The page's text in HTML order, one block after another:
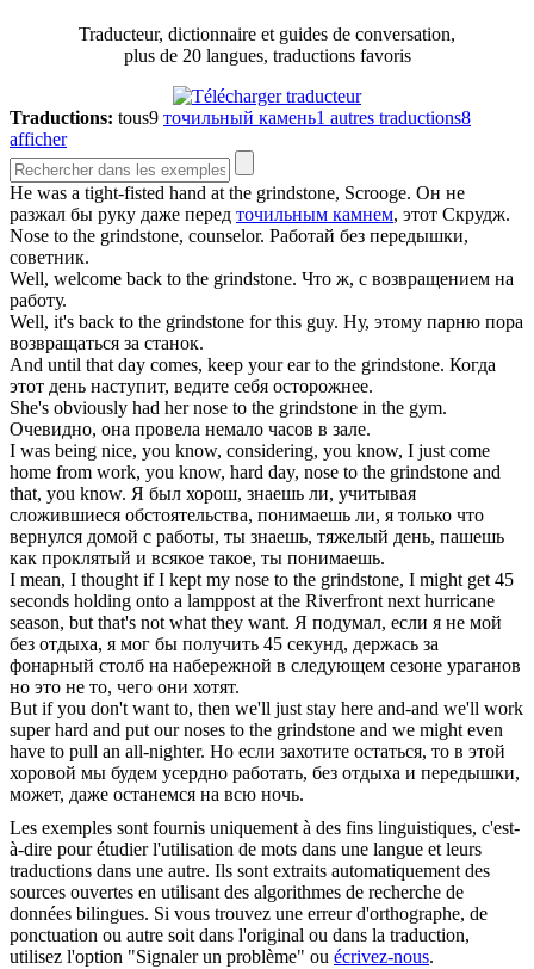
Traducteur, dictionnaire et guides de conversation,
plus de 20 langues, traductions favoris
Traductions: tous9 точильный камень1 autres traductions8
afficher
He was a tight-fisted hand at the grindstone, Scrooge. Он не
разжал бы руку даже перед точильным камнем, этот Скрудж.
Nose to the grindstone, counselor. Работай без передышки,
советник.
Well, welcome back to the grindstone. Что ж, с возвращением на
работу.
Well, it's back to the grindstone for this guy. Ну, этому парню пора
возвращаться за станок.
And until that day comes, keep your ear to the grindstone. Когда
этот день наступит, ведите себя осторожнее.
She's obviously had her nose to the grindstone in the gym.
Очевидно, она провела немало часов в зале.
I was being nice, you know, considering, you know, I just come
home from work, you know, hard day, nose to the grindstone and
that, you know. Я был хорош, знаешь ли, учитывая
сложившиеся обстоятельства, понимаешь ли, я только что
вернулся домой с работы, ты знаешь, тяжелый день, пашешь
как проклятый и всякое такое, ты понимаешь.
I mean, I thought if I kept my nose to the grindstone, I might get 45
seconds holding onto a lamppost at the Riverfront next hurricane
season, but that's not what they want. Я подумал, если я не мой
без отдыха, я мог бы получить 45 секунд, держась за
фонарный столб на набережной в следующем сезоне ураганов
но это не то, чего они хотят.
But if you don't want to, then we'll just stay here and-and we'll work
super hard and put our noses to the grindstone and we might even
have to pull an all-nighter. Но если захотите остаться, то в этой
хоровой мы будем усердно работать, без отдыха и передышки,
может, даже останемся на всю ночь.
Les exemples sont fournis uniquement à des fins linguistiques, c'est-
à-dire pour étudier l'utilisation de mots dans une langue et leurs
traductions dans une autre. Ils sont extraits automatiquement des
sources ouvertes en utilisant des algorithmes de recherche de
données bilingues. Si vous trouvez une erreur d'orthographe, de
ponctuation ou autre soit dans l'original ou dans la traduction,
utilisez l'option "Signaler un problème" ou écrivez-nous.